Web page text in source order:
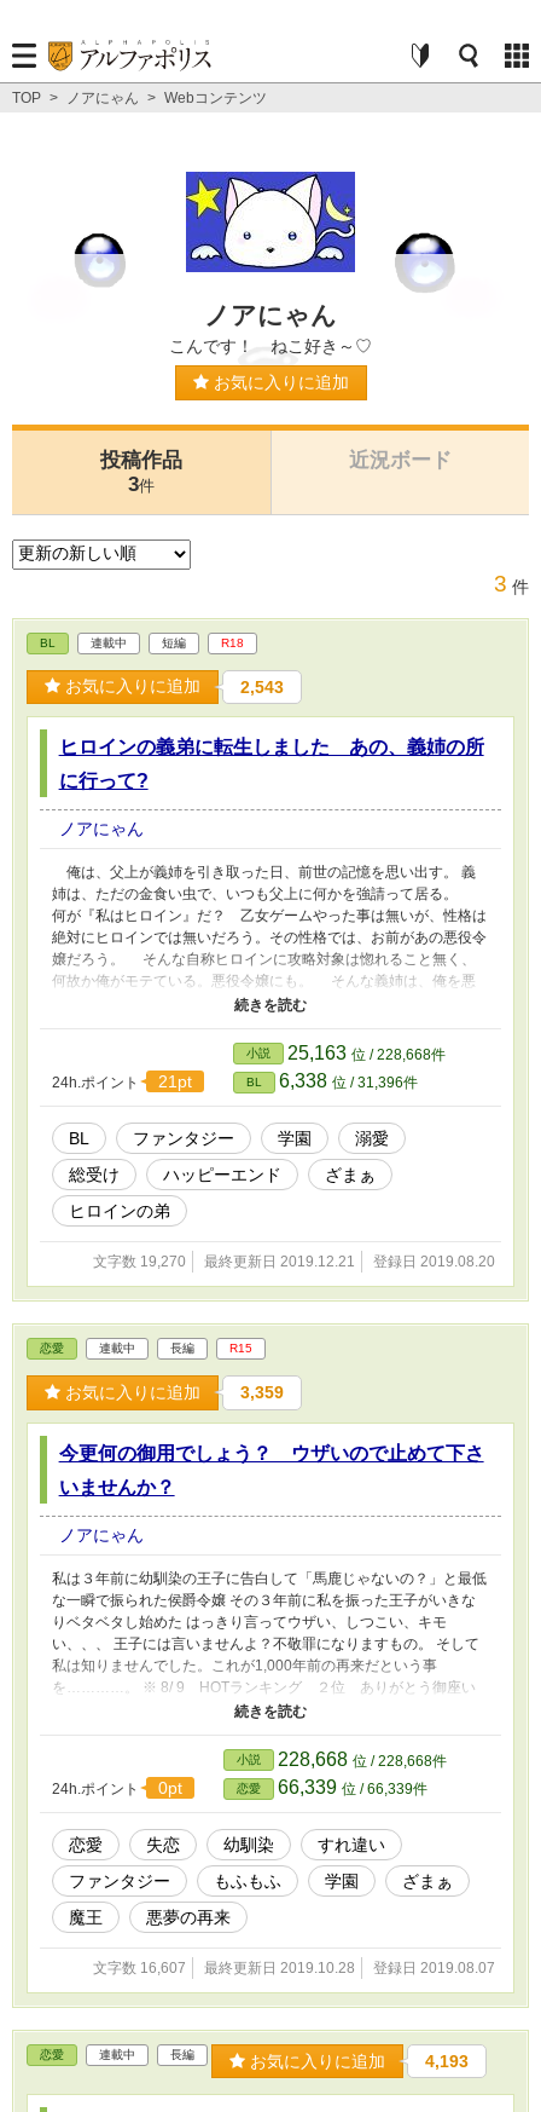
TOP > ノアにゃん > Webコンテンツ
ノアにゃん
こんです！ ねこ好き～♡
お気に入りに追加
投稿作品
3件
近況ボード
3 件
BL 連載中 短編 R18
お気に入りに追加 2,543
ヒロインの義弟に転生しました あの、義姉の所
に行って?
ノアにゃん
俺は、父上が義姉を引き取った日、前世の記憶を思い出す。 義
姉は、ただの金食い虫で、いつも父上に何かを強請って居る。
何が『私はヒロイン』だ？ 乙女ゲームやった事は無いが、性格は
絶対にヒロインでは無いだろう。その性格では、お前があの悪役令
嬢だろう。 そんな自称ヒロインに攻略対象は惚れること無く、
何故か俺がモテている。悪役令嬢にも。 そんな義姉は、俺を悪
役と見立て、俺を消そうとしてくる。 あの、攻略対象の皆様、
義姉の所に行って？ 自立する前に死んじゃいそう。
24h.ポイント 21pt
小説 25,163 位 / 228,668件
BL 6,338 位 / 31,396件
BL ファンタジー 学園
溺愛
総受け
ハッピーエンド
ざまぁ
ヒロインの弟
文字数 19,270 最終更新日 2019.12.21 登録日 2019.08.20
恋愛 連載中 長編 R15
お気に入りに追加 3,359
今更何の御用でしょう？ ウザいので止めて下さ
いませんか？
ノアにゃん
私は３年前に幼馴染の王子に告白して「馬鹿じゃないの？」と最低
な一瞬で振られた侯爵令嬢 その３年前に私を振った王子がいきな
りベタベタし始めた はっきり言ってウザい、しつこい、キモ
い、、、 王子には言いませんよ？不敬罪になりますもの。 そして
私は知りませんでした。これが1,000年前の再来だという事
を…………。 ※ 8/ 9 HOTランキング ２位 ありがとう御座い
ます‼ ※ 8/ 9 HOTランキング 1位 ありがとう御座います‼ ※
24h.ポイント 0pt
小説 228,668 位 / 228,668件
恋愛 66,339 位 / 66,339件
恋愛 失恋 幼馴染
すれ違い
ファンタジー
もふもふ 学園
ざまぁ
魔王
悪夢の再来
文字数 16,607 最終更新日 2019.10.28 登録日 2019.08.07
恋愛 連載中 長編 お気に入りに追加 4,193